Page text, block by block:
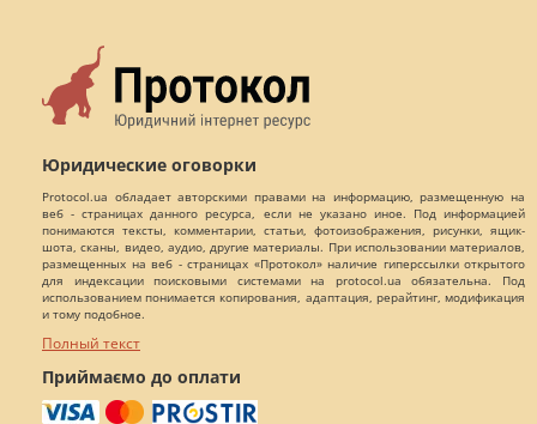
Юридические оговорки
Protocol.ua обладает авторскими правами на информацию, размещенную на
веб - страницах данного ресурса, если не указано иное. Под информацией
понимаются тексты, комментарии, статьи, фотоизображения, рисунки, ящик-
шота, сканы, видео, аудио, другие материалы. При использовании материалов,
размещенных на веб - страницах «Протокол» наличие гиперссылки открытого
для индексации поисковыми системами на protocol.ua обязательна. Под
использованием понимается копирования, адаптация, рерайтинг, модификация
и тому подобное.
Полный текст
Приймаємо до оплати